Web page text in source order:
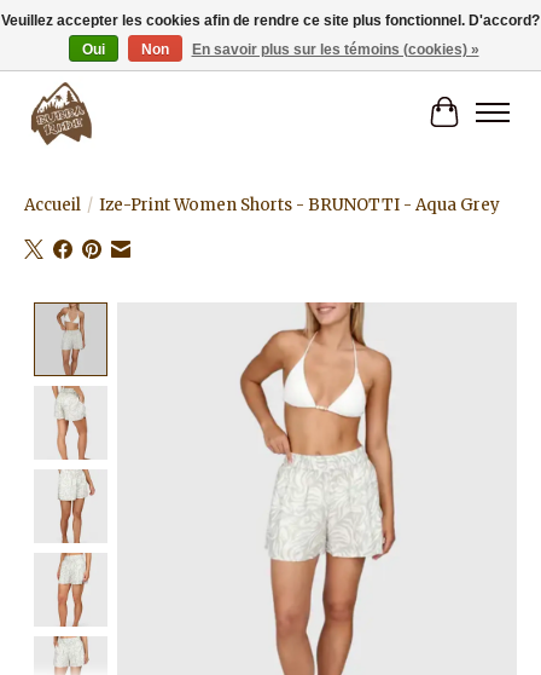
Livraison gratuite à partir de 80€.
Panier
Accueil / Ize-Print Women Shorts - BRUNOTTI - Aqua Grey
Product image slideshow Items
Veuillez accepter les cookies afin de rendre ce site plus fonctionnel. D'accord?
Oui
Non En savoir plus sur les témoins (cookies) »